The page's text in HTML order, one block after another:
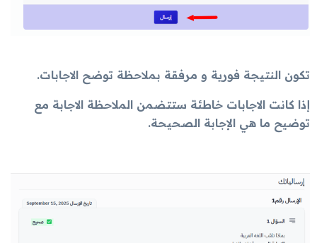
تكون النتيجة فورية و مرفقة بملاحظة توضح الاجابات.
إذا كانت الاجابات خاطئة ستتضمن الملاحظة الاجابة مع
توضيح ما هي الإجابة الصحيحة.